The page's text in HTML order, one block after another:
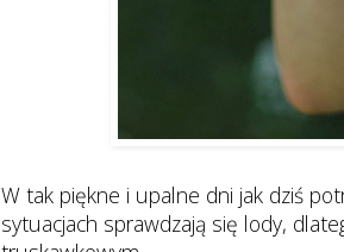
W tak piękne i upalne dni jak dziś
sytuacjach sprawdzają się lody,